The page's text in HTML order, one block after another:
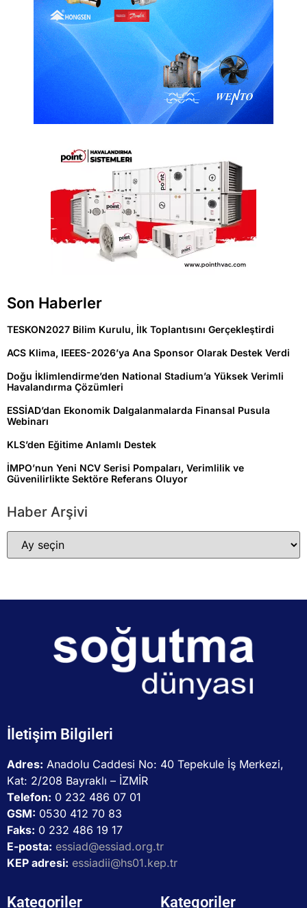
Son Haberler
TESKON2027 Bilim Kurulu, İlk Toplantısını Gerçekleştirdi
ACS Klima, IEEES-2026’ya Ana Sponsor Olarak Destek Verdi
Doğu İklimlendirme’den National Stadium’a Yüksek Verimli
Havalandırma Çözümleri
ESSİAD’dan Ekonomik Dalgalanmalarda Finansal Pusula
Webinarı
KLS’den Eğitime Anlamlı Destek
İMPO’nun Yeni NCV Serisi Pompaları, Verimlilik ve
Güvenilirlikte Sektöre Referans Oluyor
Haber Arşivi
İletişim Bilgileri
Adres: Anadolu Caddesi No: 40 Tepekule İş Merkezi,
Kat: 2/208 Bayraklı – İZMİR
Telefon: 0 232 486 07 01
GSM: 0530 412 70 83
Faks: 0 232 486 19 17
E-posta: essiad@essiad.org.tr
KEP adresi: essiadii@hs01.kep.tr
Kategoriler Kategoriler